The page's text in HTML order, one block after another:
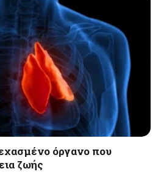
όργανο που
ζωής